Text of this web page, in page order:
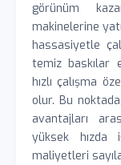
görünüm
makinelerine
hassasiyetle
temiz baskılar
hızlı çalışma
olur. Bu
avantajları
yüksek hızda
maliyetleri